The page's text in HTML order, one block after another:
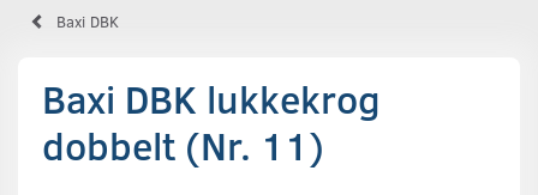
Baxi DBK
Baxi DBK lukkekrog
dobbelt (Nr. 11)